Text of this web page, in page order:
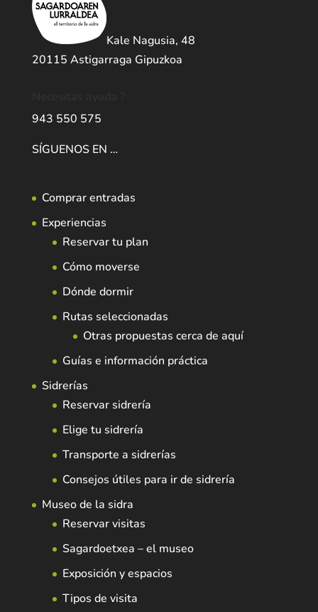
Kale Nagusia, 48
20115 Astigarraga Gipuzkoa
943 550 575
SÍGUENOS EN …
Comprar entradas
Experiencias
Reservar tu plan
Cómo moverse
Dónde dormir
Rutas seleccionadas
Otras propuestas cerca de aquí
Guías e información práctica
Sidrerías
Reservar sidrería
Elige tu sidrería
Transporte a sidrerías
Consejos útiles para ir de sidrería
Museo de la sidra
Reservar visitas
Sagardoetxea – el museo
Exposición y espacios
Tipos de visita